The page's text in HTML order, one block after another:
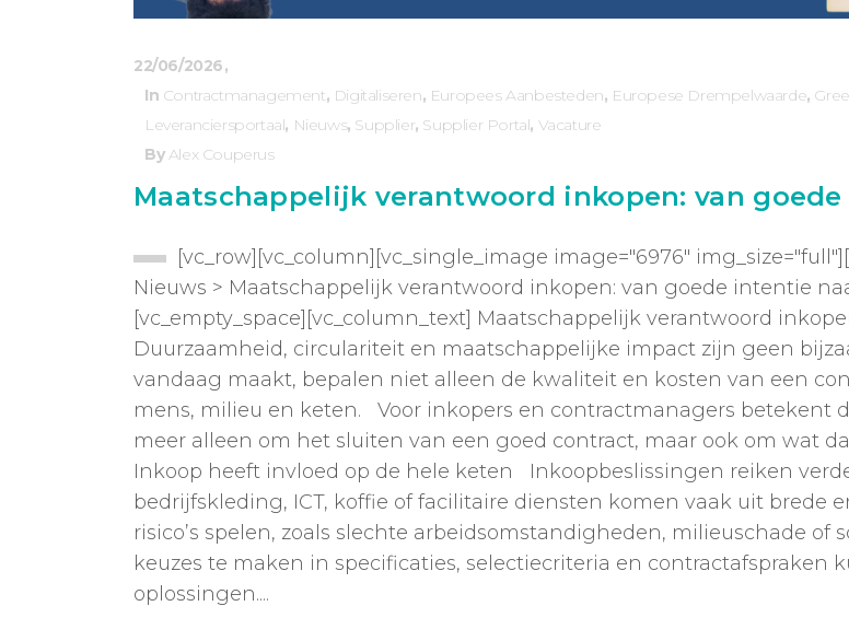
22/06/2026
In Contractmanagement, Digitaliseren, Europees Aanbesteden, Europese Drempelwaarde,
Leveranciersportaal, Nieuws, Supplier, Supplier Portal, Vacature
ByAlex Couperus
Maatschappelijk verantwoord inkopen: van
[vc_row][vc_column][vc_single_image image="6976"
Nieuws > Maatschappelijk verantwoord inkopen: van goede intentie
[vc_empty_space][vc_column_text] Maatschappelijk verantwoord
Duurzaamheid, circulariteit en maatschappelijke impact zijn geen
vandaag maakt, bepalen niet alleen de kwaliteit en kosten van een
mens, milieu en keten. Voor inkopers en contractmanagers betekent
meer alleen om het sluiten van een goed contract, maar ook om wat
Inkoop heeft invloed op de hele keten Inkoopbeslissingen reiken
bedrijfskleding, ICT, koffie of facilitaire diensten komen vaak uit brede
risico’s spelen, zoals slechte arbeidsomstandigheden, milieuschade
keuzes te maken in specificaties, selectiecriteria en contractafspraken
oplossingen....